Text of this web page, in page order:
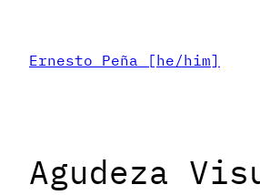
content
Ernesto Peña [he/him]
Agudeza